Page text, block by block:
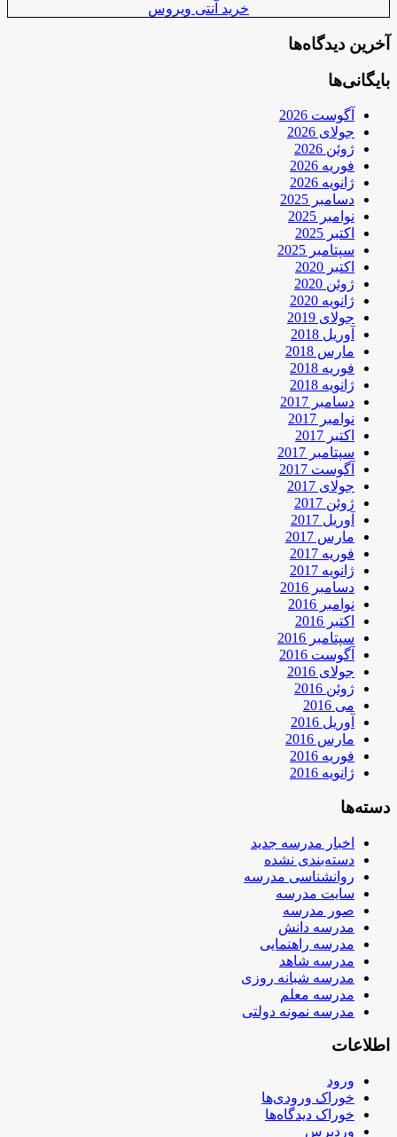
خرید آنتی ویروس
آخرین دیدگاه‌ها
بایگانی‌ها
آگوست 2026
جولای 2026
ژوئن 2026
فوریه 2026
ژانویه 2026
دسامبر 2025
نوامبر 2025
اکتبر 2025
سپتامبر 2025
اکتبر 2020
ژوئن 2020
ژانویه 2020
جولای 2019
آوریل 2018
مارس 2018
فوریه 2018
ژانویه 2018
دسامبر 2017
نوامبر 2017
اکتبر 2017
سپتامبر 2017
آگوست 2017
جولای 2017
ژوئن 2017
آوریل 2017
مارس 2017
فوریه 2017
ژانویه 2017
دسامبر 2016
نوامبر 2016
اکتبر 2016
سپتامبر 2016
آگوست 2016
جولای 2016
ژوئن 2016
می 2016
آوریل 2016
مارس 2016
فوریه 2016
ژانویه 2016
دسته‌ها
اخبار مدرسه جدید
دسته‌بندی نشده
روانشناسی مدرسه
سایت مدرسه
صور مدرسه
مدرسه دانش
مدرسه راهنمایی
مدرسه شاهد
مدرسه شبانه روزی
مدرسه معلم
مدرسه نمونه دولتی
اطلاعات
ورود
خوراک ورودی‌ها
خوراک دیدگاه‌ها
وردپرس